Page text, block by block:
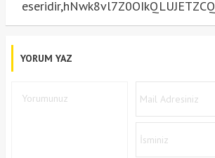
eseridir,hNwk8vl7Z0OIkQLUJETZCQ
YORUM YAZ